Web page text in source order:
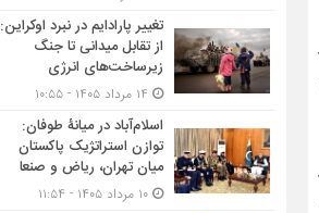
تغییر پارادایم در نبرد اوکراین:
از تقابل میدانی تا جنگ
زیرساخت‌های انرژی
اسلام‌آباد در میانۀ طوفان:
توازن استراتژیک پاکستان
میان تهران، ریاض و صنعا